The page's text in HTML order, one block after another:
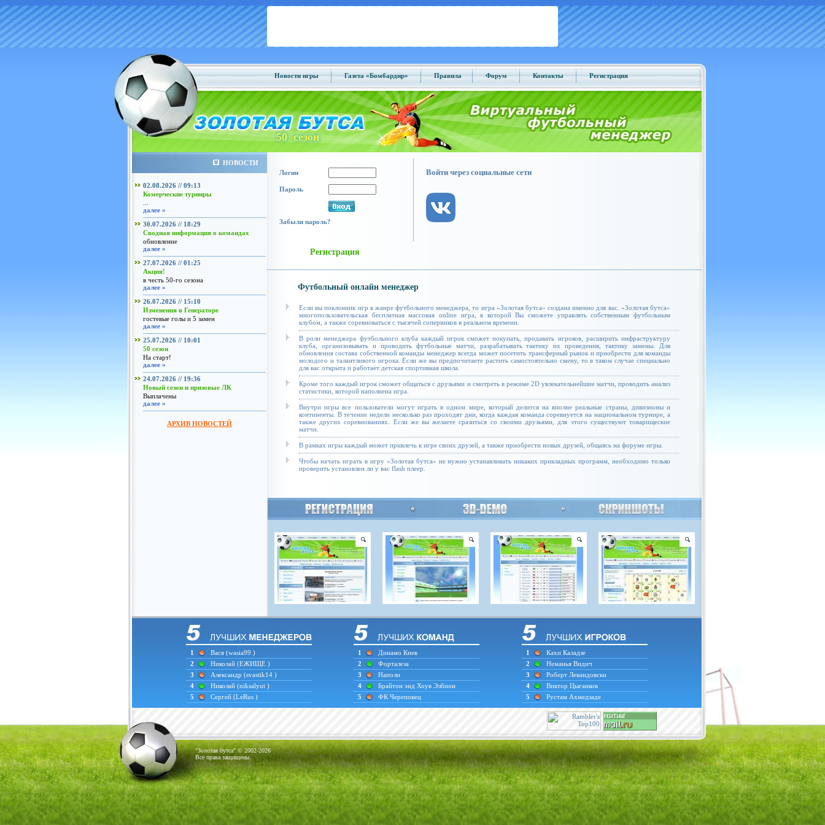
Новости игры Газета «Бомбардир» Правила Форум Контакты Регистрация
50 сезон
НОВОСТИ
02.08.2026 // 09:13
Комерческие турниры
далее »
30.07.2026 // 18:29
Сводная информация о командах
обновление
далее »
27.07.2026 // 01:25
Акция!
в честь 50-го сезона
далее »
26.07.2026 // 15:10
Изменения в Генераторе
гостевые голы и 5 замен
далее »
25.07.2026 // 10:01
50 сезон
На старт!
далее »
24.07.2026 // 19:36
Новый сезон и призовые ЛК
Выплачены
далее »
АРХИВ НОВОСТЕЙ
Логин
Пароль
Забыли пароль?
Войти через социальные сети
Регистрация
Футбольный онлайн менеджер
Если вы поклонник игр в жанре футбольного менеджера, то игра «Золотая бутса» создана именно для вас. «Золотая бутса»
многопользовательская бесплатная массовая online игра, в которой Вы сможете управлять собственным футбольным
клубом, а также соревноваться с тысячей соперников в реальном времени.
В роли менеджера футбольного клуба каждый игрок сможет покупать, продавать игроков, расширить инфраструктуру
клуба, организовывать и проводить футбольные матчи, разрабатывать тактику их проведения, тактику замены. Для
обновления состава собственной команды менеджер всегда может посетить трансферный рынок и приобрести для команды
молодого и талантливого игрока. Если же вы предпочитаете растить самостоятельно смену, то в таком случае специально
для вас открыта и работает детская спортивная школа.
Кроме того каждый игрок сможет общаться с друзьями и смотреть в режиме 2D увлекательнейшие матчи, проводить анализ
статистики, которой наполнена игра.
Внутри игры все пользователи могут играть в одном мире, который делится на вполне реальные страны, дивизионы и
континенты. В течение недели несколько раз проходят дни, когда каждая команда соревнуется на национальном турнире, а
также других соревнованиях. Если же вы желаете сразиться со своими друзьями, для этого существуют товарищеские
матчи.
В рамках игры каждый может привлечь к игре своих друзей, а также приобрести новых друзей, общаясь на форуме игры.
Чтобы начать играть в игру «Золотая бутса» не нужно устанавливать никаких прикладных программ, необходимо только
проверить установлен ли у вас flash плеер.
1 Вася (wasia99 )
2
Николай (ЕЖИЩЕ )
3
Александр (svastik14 )
4
Николай (niksalyut )
5
Сергей (LeRus )
1
Динамо Киев
2
Форталеза
3
Наполи
4
Брайтон энд Хоув Элбион
5
ФК Череповец
1
Кахи Каладзе
2
Неманья Видич
3
Роберт Левандовски
4
Виктор Цыганков
5
Рустам Ахмедзаде
"Золотая бутса" © 2002-2026
Все права защищены.